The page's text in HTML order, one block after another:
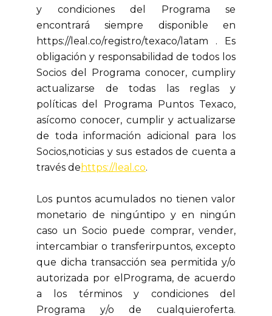
y condiciones del Programa se
encontrará siempre disponible en
https://leal.co/registro/texaco/latam . Es
obligación y responsabilidad de todos los
Socios del Programa conocer, cumpliry
actualizarse de todas las reglas y
políticas del Programa Puntos Texaco,
asícomo conocer, cumplir y actualizarse
de toda información adicional para los
Socios,noticias y sus estados de cuenta a
través de https://leal.co.
Los puntos acumulados no tienen valor
monetario de ningúntipo y en ningún
caso un Socio puede comprar, vender,
intercambiar o transferirpuntos, excepto
que dicha transacción sea permitida y/o
autorizada por elPrograma, de acuerdo
a los términos y condiciones del
Programa y/o de cualquieroferta.